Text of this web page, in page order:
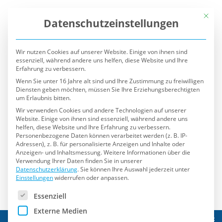
Mit
Datenschutzeinstellungen
Wir nutzen Cookies auf unserer Website. Einige von ihnen sind
essenziell, während andere uns helfen, diese Website und Ihre
Erfahrung zu verbessern.
Wenn Sie unter 16 Jahre alt sind und Ihre Zustimmung zu freiwilligen
Diensten geben möchten, müssen Sie Ihre Erziehungsberechtigten
um Erlaubnis bitten.
Wir verwenden Cookies und andere Technologien auf unserer
Website. Einige von ihnen sind essenziell, während andere uns
helfen, diese Website und Ihre Erfahrung zu verbessern.
Personenbezogene Daten können verarbeitet werden (z. B. IP-
Adressen), z. B. für personalisierte Anzeigen und Inhalte oder
Anzeigen- und Inhaltsmessung.Weitere Informationen über die
Verwendung Ihrer Daten finden Sie in unserer
Datenschutzerklärung.Sie können Ihre Auswahl jederzeit unter
Einstellungenwiderrufen oder anpassen.
Es folgt eine Liste der Service-Gruppen, für die eine
Essenziell
Externe Medien